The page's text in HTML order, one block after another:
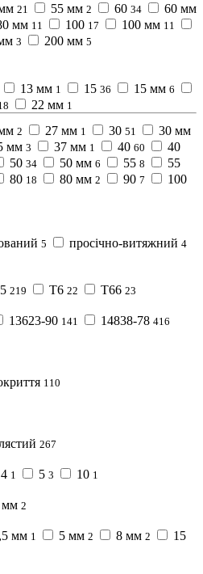
21 55 мм 2 60 34 60 мм
мм 11 100 17 100 мм 11
3 200 мм 5
13 мм 1 15 36 15 мм 6
22 мм 1
2 27 мм 1 30 51 30 мм
мм 3 37 мм 1 40 60
40
50 34 50 мм 6 55 8
55
80 18 80 мм 2 90 7 100
5 просічно-витяжний 4
219 Т6 22 Т66 23
13623-90 141 14838-78 416
110
267
4 1 5 3 10 1
мм 2
мм 1 5 мм 2 8 мм 2
15